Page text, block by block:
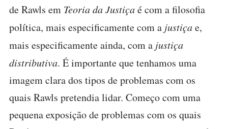
de Rawls em Teoria da Justiçaé com a filosofia
política, mais especificamente com a justiçae,
mais especificamente ainda, com a justiça
distributiva. É importante que tenhamos uma
imagem clara dos tipos de problemas com os
quais Rawls pretendia lidar. Começo com uma
pequena exposição de problemas com os quais